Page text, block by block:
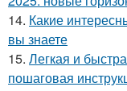
14. Какие
вы знаете
15. Легкая и
пошаговая